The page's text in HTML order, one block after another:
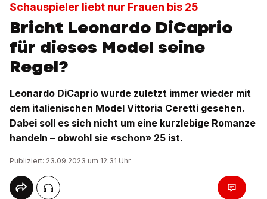
Schauspieler liebt nur Frauen bis 25
Bricht Leonardo DiCaprio
für dieses Model seine
Regel?
Leonardo DiCaprio wurde zuletzt immer wieder mit
dem italienischen Model Vittoria Ceretti gesehen.
Dabei soll es sich nicht um eine kurzlebige Romanze
handeln – obwohl sie «schon» 25 ist.
Publiziert: 23.09.2023 um 12:31 Uhr